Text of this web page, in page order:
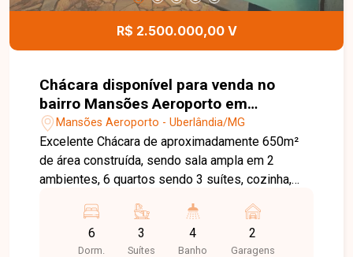
R$ 2.500.000,00 V
Chácara disponível para venda no
bairro Mansões Aeroporto em
Uberlândia-MG
Mansões Aeroporto - Uberlândia/MG
Excelente Chácara de aproximadamente 650m²
de área construída, sendo sala ampla em 2
ambientes, 6 quartos sendo 3 suítes, cozinha,
de serviço, área de lazer com piscina, jardins,
bambuzal, pomar de frutas, salão de eventos.
6
Dorm.
3
Suítes
4
Banho
2
Garagens